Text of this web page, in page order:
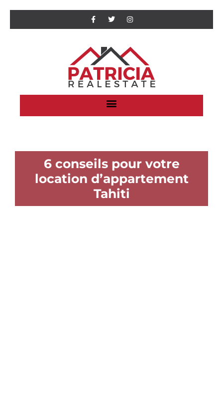
6 conseils pour votre
location d’appartement
Tahiti